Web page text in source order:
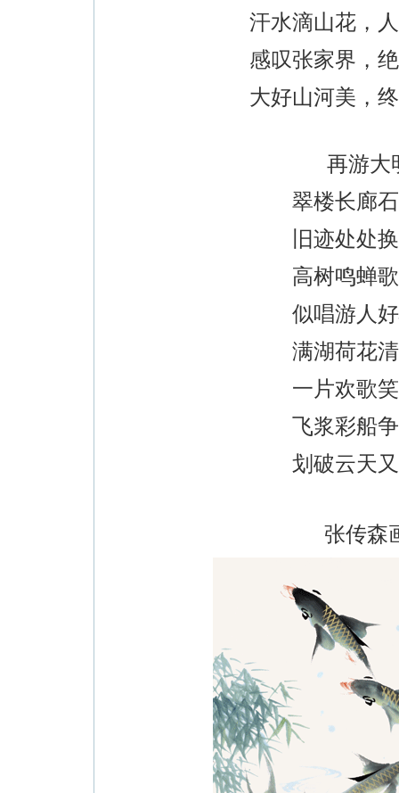
汗水滴山花，
感叹张家界，
大好山河美，
再游大
翠楼长廊
旧迹处处
高树鸣蝉
似唱游人
满湖荷花
一片欢歌
飞浆彩船
划破云天
张传森